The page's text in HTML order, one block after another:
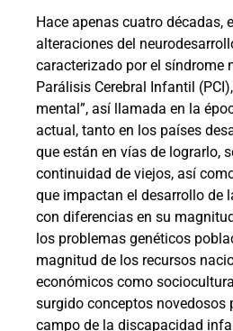
Hace apenas cuatro décadas,
alteraciones del
caracterizado por el síndrome
Parálisis Cerebral Infantil
mental”, así llamada en la
actual, tanto en los países
que están en vías de lograrlo,
continuidad de viejos, así
que impactan el desarrollo de
con diferencias en su
los problemas genéticos
magnitud de los recursos
económicos como
surgido conceptos novedosos
campo de la discapacidad